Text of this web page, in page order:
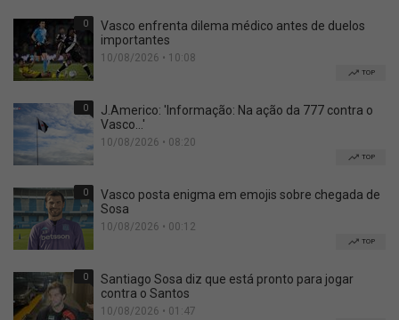
0
Vasco enfrenta dilema médico antes de duelos
importantes
10/08/2026 • 10:08
TOP
0
J.Americo: 'Informação: Na ação da 777 contra o
Vasco...'
10/08/2026 • 08:20
TOP
0
Vasco posta enigma em emojis sobre chegada de
Sosa
10/08/2026 • 00:12
TOP
0
Santiago Sosa diz que está pronto para jogar
contra o Santos
10/08/2026 • 01:47